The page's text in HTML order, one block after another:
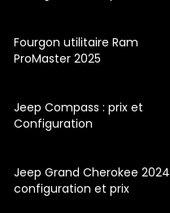
Fourgon utilitaire Ram
ProMaster 2025
Jeep Compass : prix et
Configuration
Jeep Grand Cherokee 2024
configuration et prix